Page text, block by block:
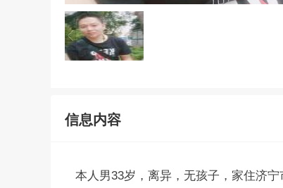
信息内容
本人男33岁，离异，无孩子，家住济